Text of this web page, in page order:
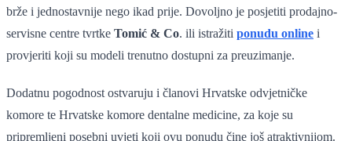
brže i jednostavnije nego ikad prije. Dovoljno je posjetiti prodajno-
servisne centre tvrtke Tomić & Co. ili istražiti ponudu online i
provjeriti koji su modeli trenutno dostupni za preuzimanje.
Dodatnu pogodnost ostvaruju i članovi Hrvatske odvjetničke
komore te Hrvatske komore dentalne medicine, za koje su
pripremljeni posebni uvjeti koji ovu ponudu čine još atraktivnijom.